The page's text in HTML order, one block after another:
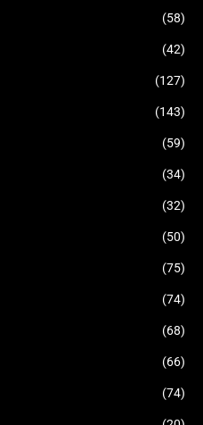
(58)
(42)
(127)
(143)
(59)
(34)
(32)
(50)
(75)
(74)
(68)
(66)
(74)